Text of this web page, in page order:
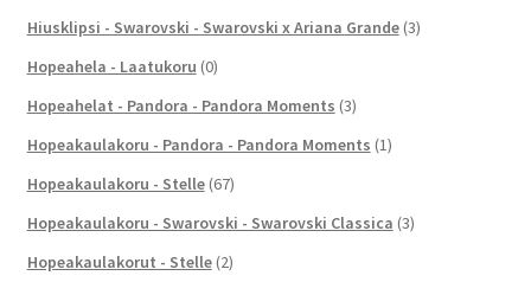
Hiusklipsi - Swarovski - Swarovski x Ariana Grande (3)
Hopeahela - Laatukoru (0)
Hopeahelat - Pandora - Pandora Moments (3)
Hopeakaulakoru - Pandora - Pandora Moments (1)
Hopeakaulakoru - Stelle (67)
Hopeakaulakoru - Swarovski - Swarovski Classica (3)
Hopeakaulakorut - Stelle (2)